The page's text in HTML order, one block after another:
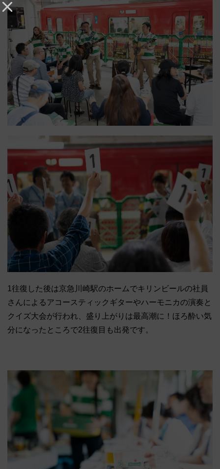
1往復した後は京急川崎駅のホームでキリンビールの社員
さんによるアコースティックギターやハーモニカの演奏と
クイズ大会が行われ、盛り上がりは最高潮に！ほろ酔い気
分になったところで2往復目も出発です。